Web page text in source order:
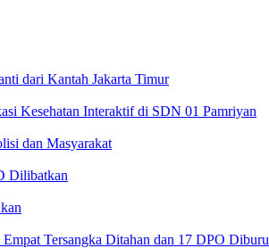
dari Kantah Jakarta Timur
Kesehatan Interaktif di SDN 01 Pamriyan
dan Masyarakat
Dilibatkan
Tersangka Ditahan dan 17 DPO Diburu